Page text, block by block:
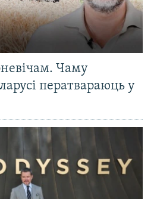
Чаму
ператвараюць у